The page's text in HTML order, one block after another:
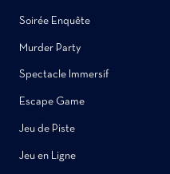
Soirée Enquête
Murder Party
Spectacle Immersif
Escape Game
Jeu de Piste
Jeu en Ligne